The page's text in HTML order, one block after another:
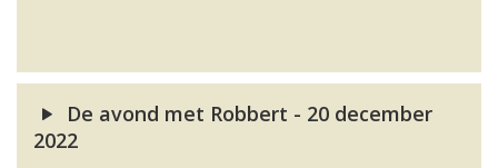
De avond met Robbert - 20 december
2022